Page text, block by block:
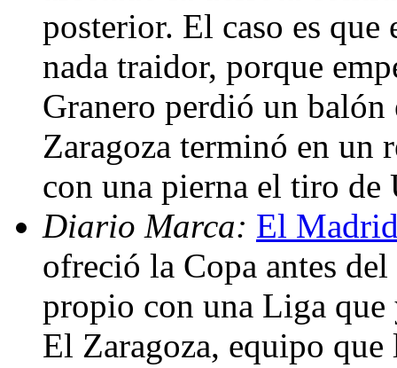
posterior. El caso es
nada traidor, porque
Granero perdió un
Zaragoza terminó en un
con una pierna el tiro
Diario Marca: El
ofreció la Copa antes
propio con una Liga que
El Zaragoza, equipo